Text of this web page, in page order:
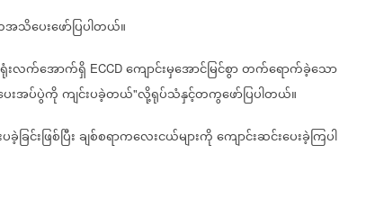
သိပေးဖော်ပြပါတယ်။
းလက်အောက်ရှိ ECCD ကျောင်းမှအောင်မြင်စွာတက်ရောက်ခဲ့သော
ေးအပ်ပွဲကိုကျင်းပခဲ့တယ်"လို့ရုပ်သံနှင့်တကွဖော်ပြပါတယ်။
ခဲ့ခြင်းဖြစ်ပြီးချစ်စရာကလေးငယ်များကိုကျောင်းဆင်းပေးခဲ့ကြပါ